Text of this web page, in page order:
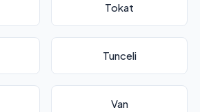
Tokat
Tunceli
Van